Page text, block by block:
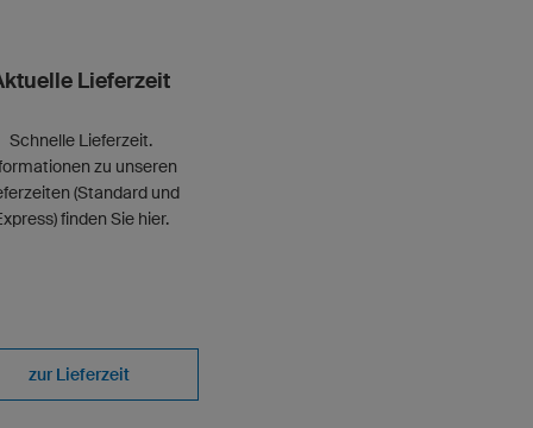
Lieferzeit
Schnelle Lieferzeit.
zu unseren
(Standard und
finden Sie hier.
zur Lieferzeit